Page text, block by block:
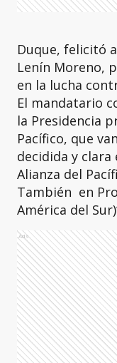
Duque, felicitó
Lenín Moreno,
en la lucha
El mandatario
la Presidencia
Pacífico, que
decidida y clara
Alianza del
También en
América del
Ads